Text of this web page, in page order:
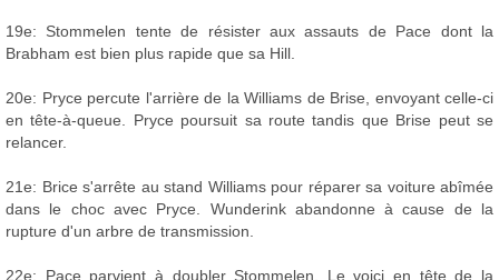
19e: Stommelen tente de résister aux assauts de Pace dont la
Brabham est bien plus rapide que sa Hill.
20e: Pryce percute l'arrière de la Williams de Brise, envoyant celle-ci
en tête-à-queue. Pryce poursuit sa route tandis que Brise peut se
relancer.
21e: Brice s'arrête au stand Williams pour réparer sa voiture abîmée
dans le choc avec Pryce. Wunderink abandonne à cause de la
rupture d'un arbre de transmission.
22e: Pace parvient à doubler Stommelen. Le voici en tête de la